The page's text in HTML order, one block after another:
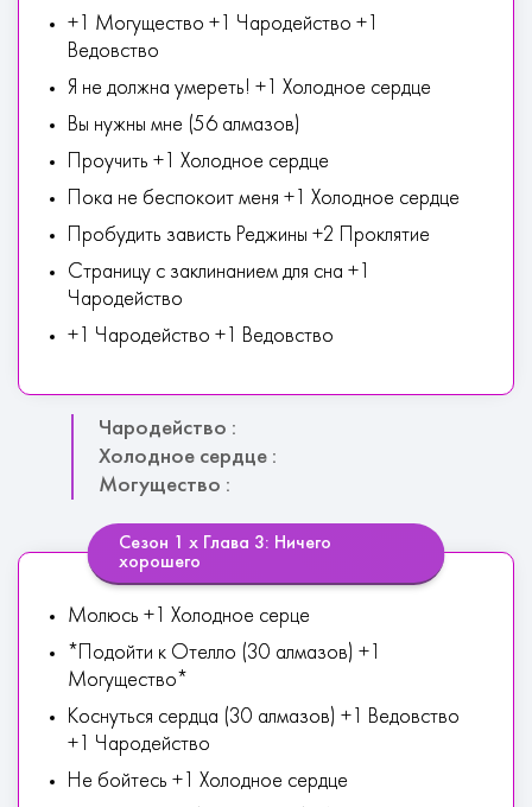
+1 Могущество +1 Чародейство +1
Ведовство
Я не должна умереть! +1 Холодное сердце
Вы нужны мне (56 алмазов)
Проучить +1 Холодное сердце
Пока не беспокоит меня +1 Холодное сердце
Пробудить зависть Реджины +2 Проклятие
Страницу с заклинанием для сна +1
Чародейство
+1 Чародейство +1 Ведовство
Чародейство :
Холодное сердце :
Могущество :
Сезон 1 х Глава 3: Ничего
хорошего
Молюсь +1 Холодное серце
*Подойти к Отелло (30 алмазов) +1
Могущество*
Коснуться сердца (30 алмазов) +1 Ведовство
+1 Чародейство
Не бойтесь +1 Холодное сердце